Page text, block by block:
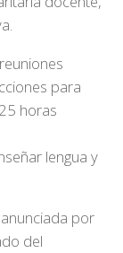
para
horas
lengua y
por
del